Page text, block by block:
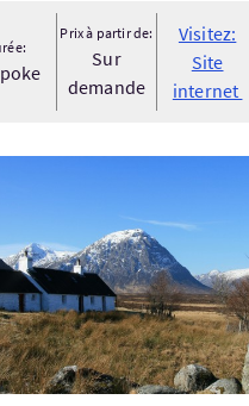
Prix à partir de:
Sur
demande
Visitez:
Site
internet